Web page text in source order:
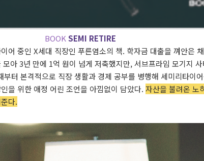
BOOK SEMI RETIRE
어 중인 X세대 직장인 푸른염소의 책. 학자금 대출을 껴안은
아 3년 만에 1억 원이 넘게 저축했지만, 서브프라임 모기지
터 본격적으로 직장 생활과 경제 공부를 병행해 세미리타이
을 위한 애정 어린 조언을 아낌없이 담았다. 자산을 불려온 노
다.